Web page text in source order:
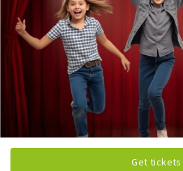
About Baarle
History
Visit Baarle Shop
Enclave voucher
Drink
Get tickets